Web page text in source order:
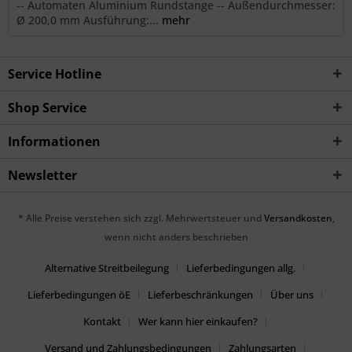
-- Automaten Aluminium Rundstange -- Außendurchmesser:
Ø 200,0 mm Ausführung:... mehr
Service Hotline
Shop Service
Informationen
Newsletter
* Alle Preise verstehen sich zzgl. Mehrwertsteuer und Versandkosten,
wenn nicht anders beschrieben
Alternative Streitbeilegung
Lieferbedingungen allg.
Lieferbedingungen öE
Lieferbeschränkungen
Über uns
Kontakt
Wer kann hier einkaufen?
Versand und Zahlungsbedingungen
Zahlungsarten